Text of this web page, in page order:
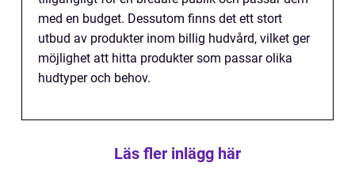
med en budget. Dessutom finns det ett stort
utbud av produkter inom billig hudvård, vilket ger
möjlighet att hitta produkter som passar olika
hudtyper och behov.
Läs fler inlägg här